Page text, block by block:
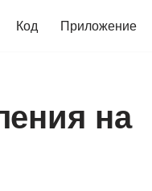
Код Приложение
на